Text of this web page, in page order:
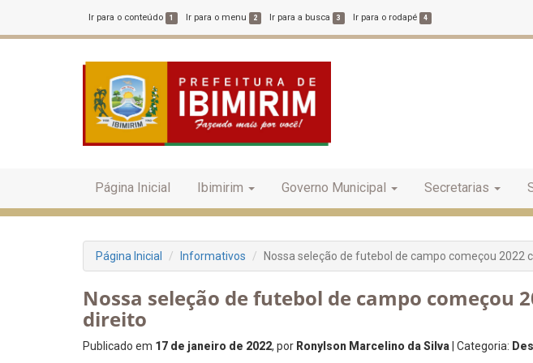
Ir para o conteúdo 1 Ir para o menu 2 Ir para a busca 3 Ir para o rodapé 4
Página Inicial Ibimirim Governo Municipal Secretarias
Página Inicial Informativos Nossa seleção de futebol de campo começou 2022
Nossa seleção de futebol de campo começou
direito
Publicado em 17 de janeiro de 2022, por Ronylson Marcelino da Silva | Categoria: